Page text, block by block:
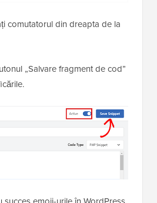
comutatorul din dreapta de la
„Salvare fragment de cod”